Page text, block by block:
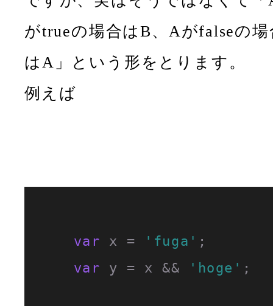
がtrueの場合はB、Aがfalseの場
はA」という形をとります。
例えば
var x = 'fuga' ;
var y = x && 'hoge' ;